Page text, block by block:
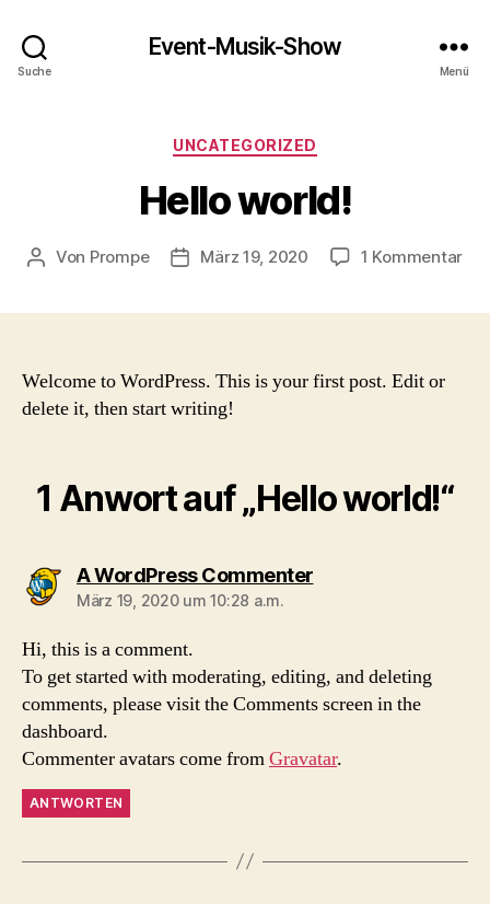
Suche
Event-Musik-Show
Menü
Kategorien
UNCATEGORIZED
Hello world!
Beitragsautor
Von Prompe Beitragsdatum
März 19, 2020 1 Kommentarzu
Welcome to WordPress. This is your first post. Edit or
delete it, then start writing!
1 Anwort auf „Hello world!“
A WordPress Commentersagt:
März 19, 2020 um 10:28 a.m.
Hi, this is a comment.
To get started with moderating, editing, and deleting
comments, please visit the Comments screen in the
dashboard.
Commenter avatars come fromGravatar.
ANTWORTEN